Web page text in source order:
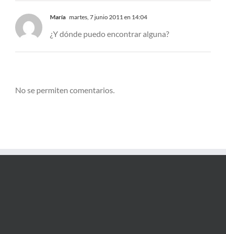
María martes, 7 junio 2011 en 14:04
¿Y dónde puedo encontrar alguna?
No se permiten comentarios.